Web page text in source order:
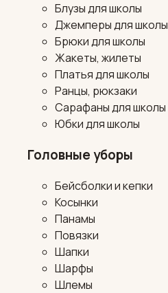
Блузы для школы
Джемперы для школы
Брюки для школы
Жакеты, жилеты
Платья для школы
Ранцы, рюкзаки
Сарафаны для школы
Юбки для школы
Головные уборы
Бейсболки и кепки
Косынки
Панамы
Повязки
Шапки
Шарфы
Шлемы